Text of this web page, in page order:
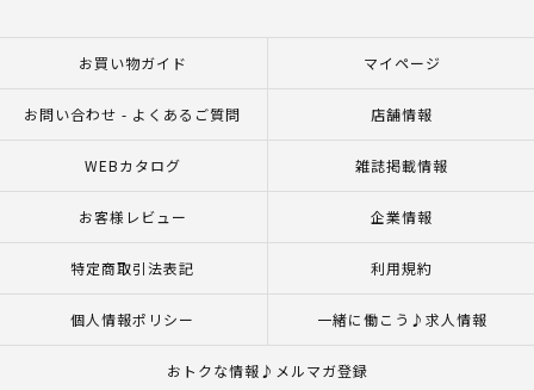
お買い物ガイド マイページ
お問い合わせ - よくあるご質問 店舗情報
WEBカタログ 雑誌掲載情報
お客様レビュー 企業情報
特定商取引法表記 利用規約
個人情報ポリシー 一緒に働こう♪求人情報
おトクな情報♪メルマガ登録